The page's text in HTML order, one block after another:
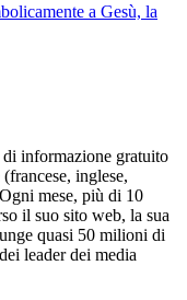
a Gesù, la
informazione gratuito
inglese,
mese, più di 10
il suo sito web, la sua
quasi 50 milioni di
leader dei media